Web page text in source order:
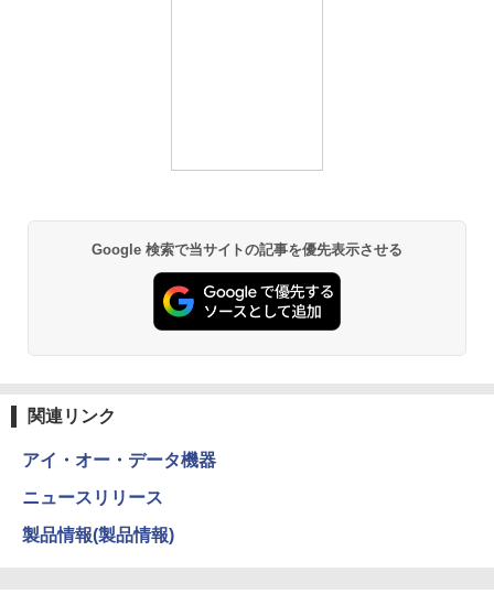
Google 検索で当サイトの記事を優先表示させる
関連リンク
アイ・オー・データ機器
ニュースリリース
製品情報(製品情報)